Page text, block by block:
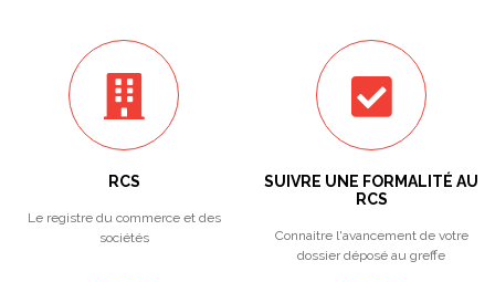
RCS
Le registre du commerce et des
sociétés
SUIVRE UNE FORMALITÉ AU
RCS
Connaitre l'avancement de votre
dossier déposé au greffe